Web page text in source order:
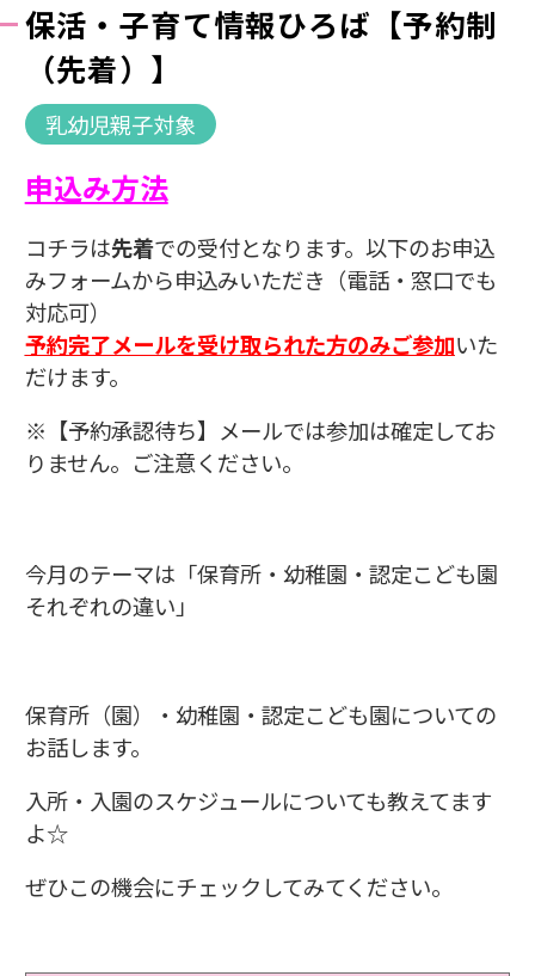
保活・子育て情報ひろば【予約制
（先着）】
乳幼児親子対象
申込み方法
コチラは先着での受付となります。以下のお申込
みフォームから申込みいただき（電話・窓口でも
対応可）
予約完了メールを受け取られた方のみご参加いた
だけます。
※【予約承認待ち】メールでは参加は確定してお
りません。ご注意ください。
今月のテーマは「保育所・幼稚園・認定こども園
それぞれの違い」
保育所（園）・幼稚園・認定こども園についての
お話します。
入所・入園のスケジュールについても教えてます
よ☆
ぜひこの機会にチェックしてみてください。